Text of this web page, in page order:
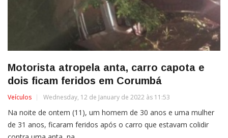
Motorista atropela anta, carro capota e
dois ficam feridos em Corumbá
Veículos Wednesday, 12 de January de 2022 às 11:53
Na noite de ontem (11), um homem de 30 anos e uma mulher
de 31 anos, ficaram feridos após o carro que estavam colidir